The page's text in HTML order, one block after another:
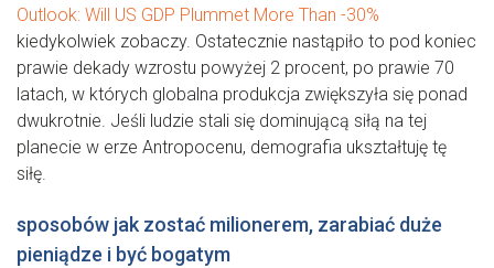
Outlook: Will US GDP Plummet More Than -30%
kiedykolwiek zobaczy. Ostatecznie nastąpiło to pod koniec
prawie dekady wzrostu powyżej 2 procent, po prawie 70
latach, w których globalna produkcja zwiększyła się ponad
dwukrotnie. Jeśli ludzie stali się dominującą siłą na tej
planecie w erze Antropocenu, demografia ukształtuję tę
siłę.
sposobów jak zostać milionerem, zarabiać duże
pieniądze i być bogatym